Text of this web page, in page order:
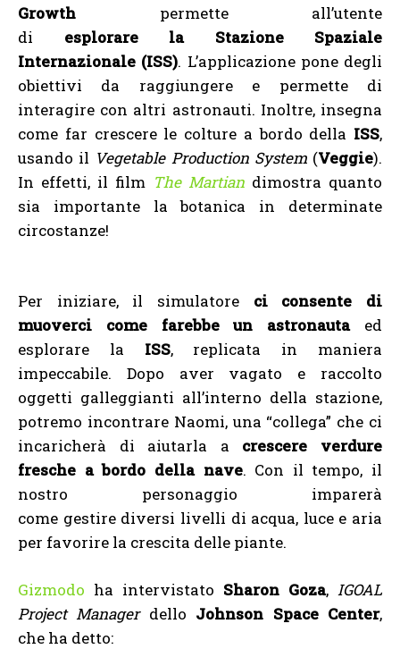
Growth permette all’utente
di esplorare la Stazione Spaziale
Internazionale (ISS). L’applicazione pone degli
obiettivi da raggiungere e permette di
interagire con altri astronauti. Inoltre, insegna
come far crescere le colture a bordo della ISS,
usando il Vegetable Production System (Veggie).
In effetti, il film The Martian dimostra quanto
sia importante la botanica in determinate
circostanze!
Per iniziare, il simulatore ci consente di
muoverci come farebbe un astronautaed
esplorare la ISS, replicata in maniera
impeccabile. Dopo aver vagato e raccolto
oggetti galleggianti all’interno della stazione,
potremo incontrare Naomi, una “collega” che ci
incaricherà di aiutarla a crescere verdure
fresche a bordo della nave. Con il tempo, il
nostro personaggio imparerà
come gestire diversi livelli di acqua, luce e aria
per favorire la crescita delle piante.
Gizmodo ha intervistato Sharon Goza, IGOAL
Project Managerdello Johnson Space Center,
che ha detto: